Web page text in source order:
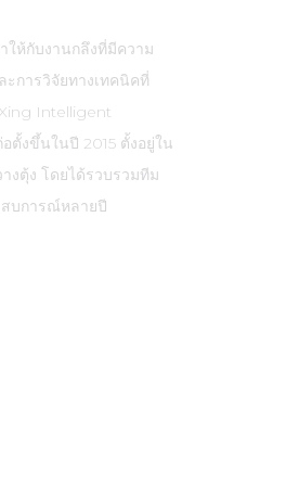
ให้กับงานกลึงที่มีความ
การวิจัยทางเทคนิคที่
Intelligent
ตั้งขึ้นในปี 2015 ตั้งอยู่ใน
งตุ้ง โดยได้รวบรวมทีม
บการณ์หลายปี